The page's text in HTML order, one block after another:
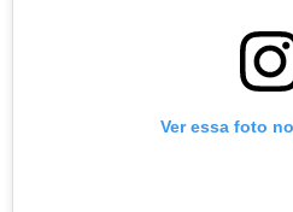
Ver essa foto